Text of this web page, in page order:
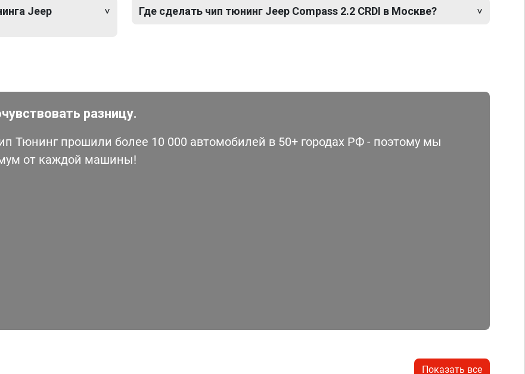
Jeep
Где сделать чип тюнинг Jeep Compass 2.2 CRDI в Москве?
разницу.
Тюнинг прошили более 10 000 автомобилей в 50+ городах РФ - поэтому мы
от каждой машины!
Показать все